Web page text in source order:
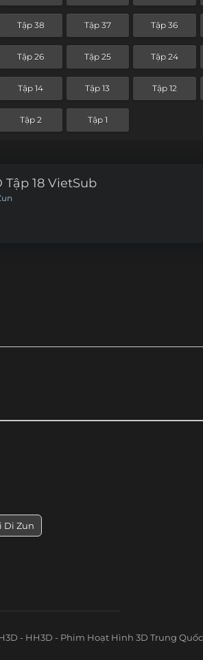
Tập 38 Tập 37 Tập 36
Tập 26 Tập 25 Tập 24
Tập 14 Tập 13 Tập 12
Tập 2 Tập 1
Tập 18 VietSub
Di Zun
- HH3D - Phim Hoạt Hình 3D Trung